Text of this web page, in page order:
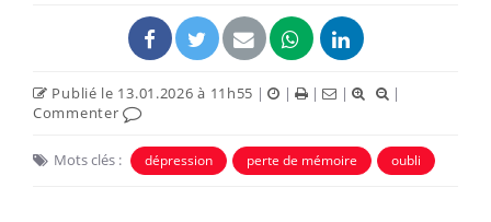
Publié le 13.01.2026 à 11h55 | | | |
|
Commenter
Mots clés : dépression perte de mémoire oubli